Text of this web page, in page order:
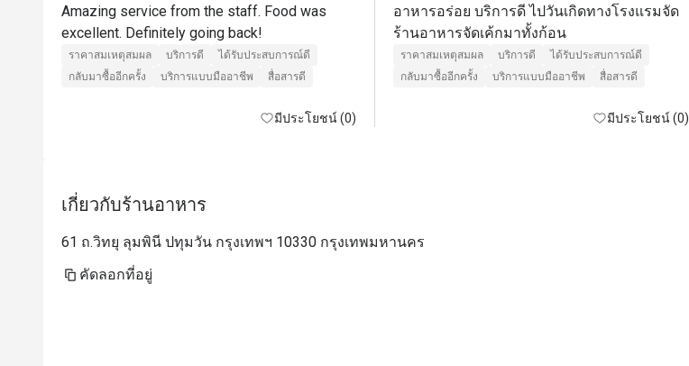
Amazing service from the staff. Food was
ราคาสมเหตุสมผล บริการดี
ได้รับประสบการณ์ดี
กลับมาซื้ออีกครั้ง
บริการแบบมืออาชีพ สื่อสารดี
มีประโยชน์ (0)
อาหารอร่อย บริการดี ไปวันเกิดทางโรงแรมจัด
ราคาสมเหตุสมผล บริการดี
ได้รับประสบการณ์ดี
กลับมาซื้ออีกครั้ง
บริการแบบมืออาชีพ สื่อสารดี
มีประโยชน์ (0)
เกี่ยวกับร้านอาหาร
61 ถ.วิทยุ ลุมพินี ปทุมวัน กรุงเทพฯ 10330 กรุงเทพมหานคร
คัดลอกที่อยู่